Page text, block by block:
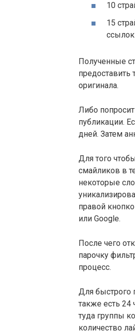
10
15
Полученные
оригинала.
Либо
публикации.
дней. Затем
Для того
смайликов в
некоторые
правой
или Google.
После чего
парочку
процесс.
Для быстрого
также есть 24
туда группы
количество